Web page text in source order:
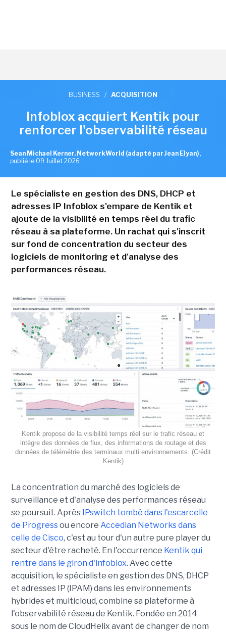
BUSINESS / ACQUISITION
Infoblox acquiert Kentik pour
renforcer l'observabilité réseau
Sean Michael Kerner, NetworkWorld (adapté par Jean Elyan) ,
publié le 09 Juillet 2026
Le spécialiste en gestion des DNS, DHCP et
adresses IP Infoblox s'empare de Kentik et
ajoute de la visibilité en temps réel du trafic
réseau à sa plateforme. Un rachat qui s'inscrit
sur fond de concentration du secteur des
logiciels de monitoring et d'analyse des
performances réseau.
Kentik propose de la visibilité temps réel sur le trafic réseau et
intègre des données de flux, des informations de routage et des
données de télémétrie des terminaux multi environnements. (Crédit
Kentik)
La concentration du marché des logiciels de
surveillance et d'analyse des performances réseau
se poursuit. Après IPswitch tombé dans l'escarcelle
de Progressou encore Accedian Networks dans
celle de Cisco, c'est au tour d'un autre pure player du
secteur d'être racheté. En l'occurrence Kentik qui
rentre dans le giron d'infoblox. Avec cette
acquisition, le spécialiste en gestion des DNS, DHCP
et adresses IP (IPAM) dans les environnements
hybrides et multicloud, combine sa plateforme à
l'observabilité réseau de Kentik. Fondée en 2014
sous le nom de CloudHelix avant de changer de nom